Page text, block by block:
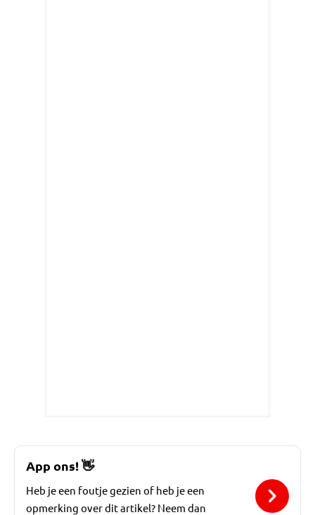
App ons!👋
Heb je een foutje gezien of heb je een
opmerking over dit artikel? Neem dan